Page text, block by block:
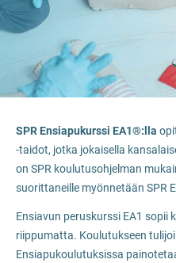
SPR Ensiapukurssi EA1®:lla
-taidot, jotka jokaisella
on SPR koulutusohjelman
suorittaneille myönnetään SPR
Ensiavun peruskurssi EA1 sopii
riippumatta. Koulutukseen
Ensiapukoulutuksissa